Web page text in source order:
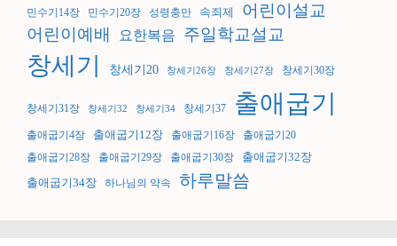
민수기14장 민수기20장 성령충만 속죄제
어린이설교
어린이예배
요한복음 주일학교설교
창세기 창세기20 창세기26장 창세기27장 창세기30장
창세기31장 창세기32 창세기34 창세기37 출애굽기
출애굽기4장 출애굽기12장 출애굽기16장
출애굽기20
출애굽기28장
출애굽기29장 출애굽기30장 출애굽기32장
출애굽기34장 하나님의 약속 하루말씀